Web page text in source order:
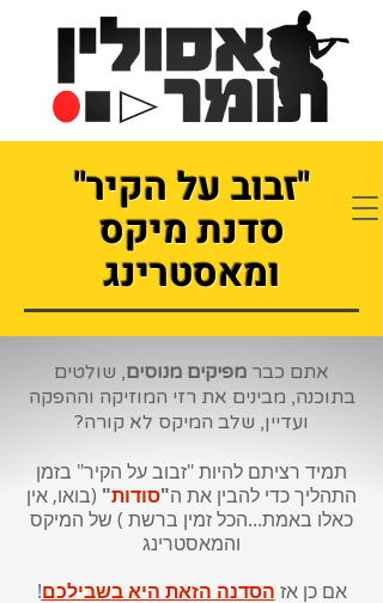
"זבוב על הקיר"
סדנת מיקס
ומאסטרינג
אתם כבר מפיקים מנוסים, שולטים
בתוכנה, מבינים את רזי המוזיקה וההפקה
ועדיין, שלב המיקס לא קורה?
תמיד רציתם להיות "זבוב על הקיר" בזמן
התהליך כדי להבין את ה"סודות" (בואו, אין
כאלו באמת...הכל זמין ברשת ) של המיקס
והמאסטרינג
אם כן אז הסדנה הזאת היא בשבילכם!